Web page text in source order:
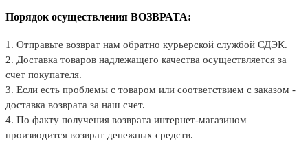
Порядок осуществления ВОЗВРАТА:
1. Отправьте возврат нам обратно курьерской службой СДЭК.
2. Доставка товаров надлежащего качества осуществляется за
счет покупателя.
3. Если есть проблемы с товаром или соответствием с заказом -
доставка возврата за наш счет.
4. По факту получения возврата интернет-магазином
производится возврат денежных средств.